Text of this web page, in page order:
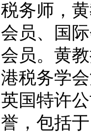
税务师，
会员、国
会员。黄
港税务学
英国特许
誉，包括于